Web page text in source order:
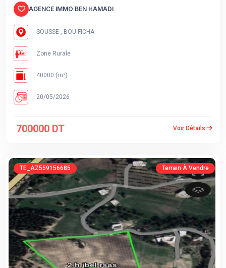
AGENCE IMMO BEN HAMADI
SOUSSE , BOU FICHA
Zone Rurale
40000 (m²)
20/05/2026
700000 DT Voir Détails
TE_AZ559156685 Terrain À Vendre